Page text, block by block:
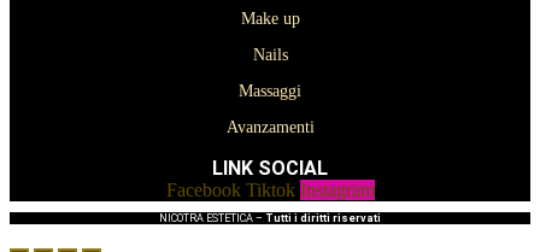
Make up
Nails
Massaggi
Avanzamenti
LINK SOCIAL
Facebook Tiktok Instagram
NICOTRA ESTETICA – Tutti i diritti riservati